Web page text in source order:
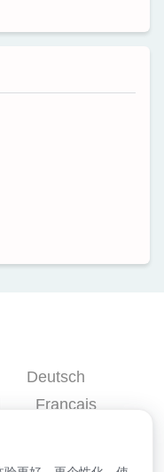
Deutsch
Français